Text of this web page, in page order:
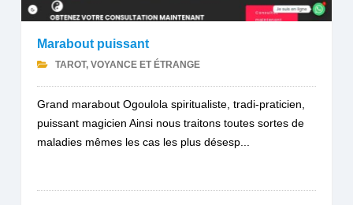
Marabout puissant
TAROT, VOYANCE ET ÉTRANGE
Grand marabout Ogoulola spiritualiste, tradi-praticien,
puissant magicien Ainsi nous traitons toutes sortes de
maladies mêmes les cas les plus désesp...